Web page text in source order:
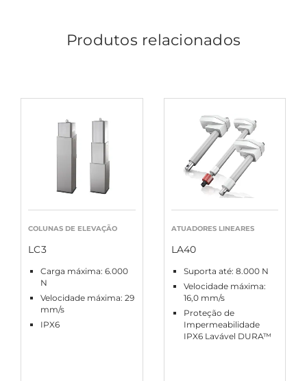
Produtos relacionados
COLUNAS DE ELEVAÇÃO
LC3
Carga máxima: 6.000
N
Velocidade máxima: 29
mm/s
IPX6
ATUADORES LINEARES
LA40
Suporta até: 8.000 N
Velocidade máxima:
16,0 mm/s
Proteção de
Impermeabilidade
IPX6 Lavável DURA™